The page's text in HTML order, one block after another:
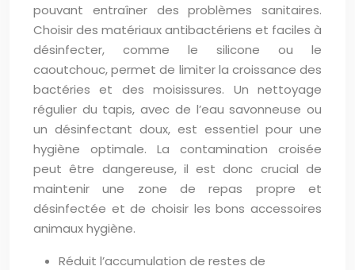
pouvant entraîner des problèmes sanitaires.
Choisir des matériaux antibactériens et faciles à
désinfecter, comme le silicone ou le
caoutchouc, permet de limiter la croissance des
bactéries et des moisissures. Un nettoyage
régulier du tapis, avec de l’eau savonneuse ou
un désinfectant doux, est essentiel pour une
hygiène optimale. La contamination croisée
peut être dangereuse, il est donc crucial de
maintenir une zone de repas propre et
désinfectée et de choisir les bons accessoires
animaux hygiène.
Réduit l’accumulation de restes de